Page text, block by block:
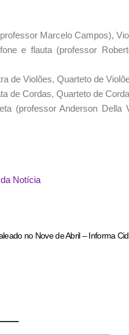
Marcelo Campos),
e flauta (professor
de Violões, Quarteto de
de Cordas, Quarteto de
(professor Anderson Della
Notícia
no Nove de Abril – Informa